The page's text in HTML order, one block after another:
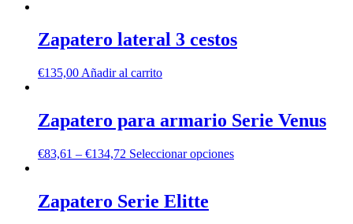
Zapatero lateral 3 cestos
€135,00 Añadir al carrito
Zapatero para armario Serie Venus
€83,61 – €134,72 Seleccionar opciones
Zapatero Serie Elitte